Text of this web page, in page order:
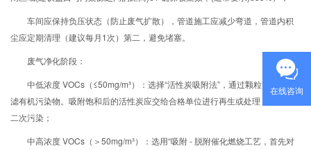
车间应保持负压状态（防止废气扩散），管道施工应减少弯道，管道内积
尘应定期清理（建议每月1次）第二，避免堵塞。
废气净化阶段：
中低浓度 VOCs（≤50mg/m³）：选择“活性炭吸附法”，通过颗粒活性炭过
滤有机污染物。吸附饱和后的活性炭应交给合格单位进行再生或处理，以避免
二次污染；
中高浓度 VOCs（＞50mg/m³）：选用“吸附 - 脱附催化燃烧工艺，首先对
在线咨询